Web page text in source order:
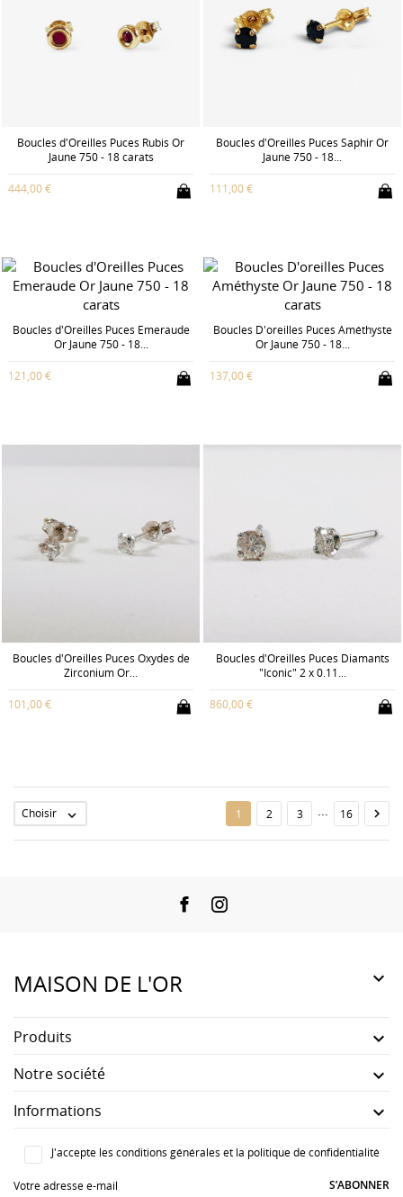
Boucles d'Oreilles Puces Rubis Or
Jaune 750 - 18 carats
444,00 €
Boucles d'Oreilles Puces Saphir Or
Jaune 750 - 18...
111,00 €
Boucles d'Oreilles Puces Emeraude
Or Jaune 750 - 18...
121,00 €
Boucles D'oreilles Puces Améthyste
Or Jaune 750 - 18...
137,00 €
Boucles d'Oreilles Puces Oxydes de
Zirconium Or...
101,00 €
Boucles d'Oreilles Puces Diamants
"Iconic" 2 x 0.11...
860,00 €
Choisir  1 2 3 16 
FacebookInstagram
MAISON DE L'OR 
Produits 
Notre société 
Informations 
J'accepte les conditions générales et la politique de confidentialité
S’ABONNER